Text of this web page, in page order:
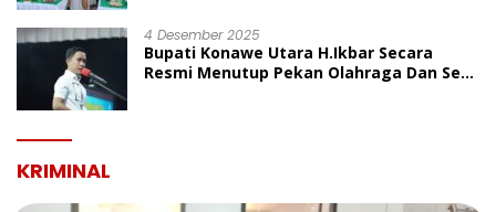
4 Desember 2025
Bupati Konawe Utara H.Ikbar Secara
Resmi Menutup Pekan Olahraga Dan Seni
KRIMINAL